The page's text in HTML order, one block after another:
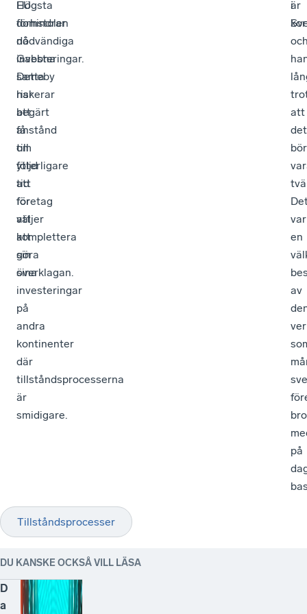
EU
förhindrar
nödvändiga
investeringar.
Detta
riskerar
att
få
till
följd
att
företag
väljer
att
göra
sina
investeringar
på
andra
kontinenter
där
tillståndsprocesserna
är
smidigare.
Högsta
domstolen
då
Gabbna
sameby
har
begärt
anstånd
om
ytterligare
tid
för
att
komplettera
sin
överklagan.
är
att
det
bör
var
en
av
på
i
Tillståndsprocesser
DU KANSKE OCKSÅ VILL LÄSA
D
a